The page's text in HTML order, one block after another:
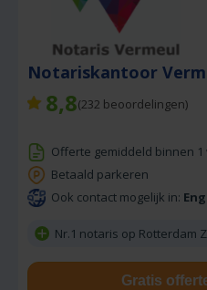
Notariskantoor
8,8(232 beoordelingen)
Offerte gemiddeld binnen
Betaald parkeren
Ook contact mogelijk in:
Nr.1 notaris op Rotterdam
Gratis